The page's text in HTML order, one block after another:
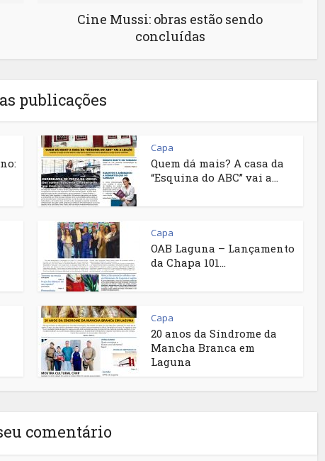
Cine Mussi: obras estão sendo
concluídas
publicações
Capa
Quem dá mais? A casa da
“Esquina do ABC” vai a...
Capa
OAB Laguna – Lançamento
da Chapa 101...
Capa
20 anos da Síndrome da
Mancha Branca em
Laguna
comentário